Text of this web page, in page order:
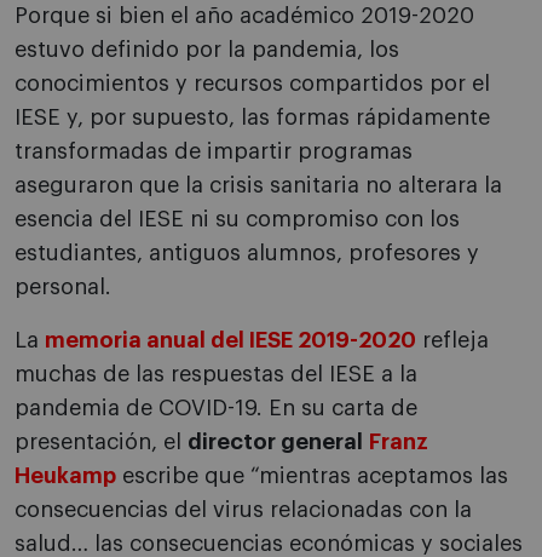
Porque si bien el año académico 2019-2020
estuvo definido por la pandemia, los
conocimientos y recursos compartidos por el
IESE y, por supuesto, las formas rápidamente
transformadas de impartir programas
aseguraron que la crisis sanitaria no alterara la
esencia del IESE ni su compromiso con los
estudiantes, antiguos alumnos, profesores y
personal.
La memoria anual del IESE 2019-2020 refleja
muchas de las respuestas del IESE a la
pandemia de COVID-19. En su carta de
presentación, el director general
Franz
Heukamp escribe que “mientras aceptamos las
consecuencias del virus relacionadas con la
salud… las consecuencias económicas y sociales